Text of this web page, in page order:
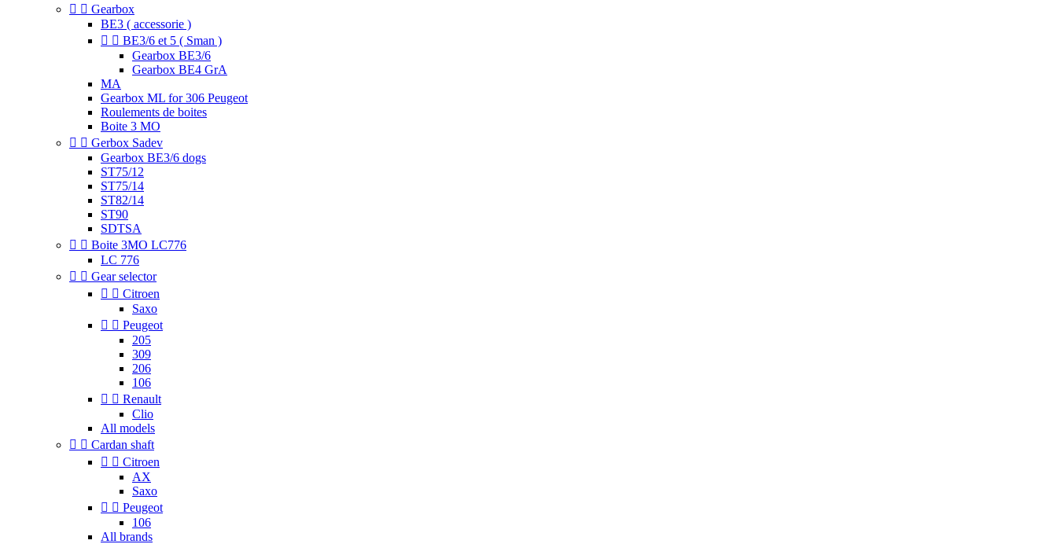
  Gearbox
BE3 ( accessorie )
  BE3/6 et 5 ( Sman )
Gearbox BE3/6
Gearbox BE4 GrA
MA
Gearbox ML for 306 Peugeot
Roulements de boites
Boite 3 MO
  Gerbox Sadev
Gearbox BE3/6 dogs
ST75/12
ST75/14
ST82/14
ST90
SDTSA
  Boite 3MO LC776
LC 776
  Gear selector
  Citroen
Saxo
  Peugeot
205
309
206
106
  Renault
Clio
All models
  Cardan shaft
  Citroen
AX
Saxo
  Peugeot
106
All brands